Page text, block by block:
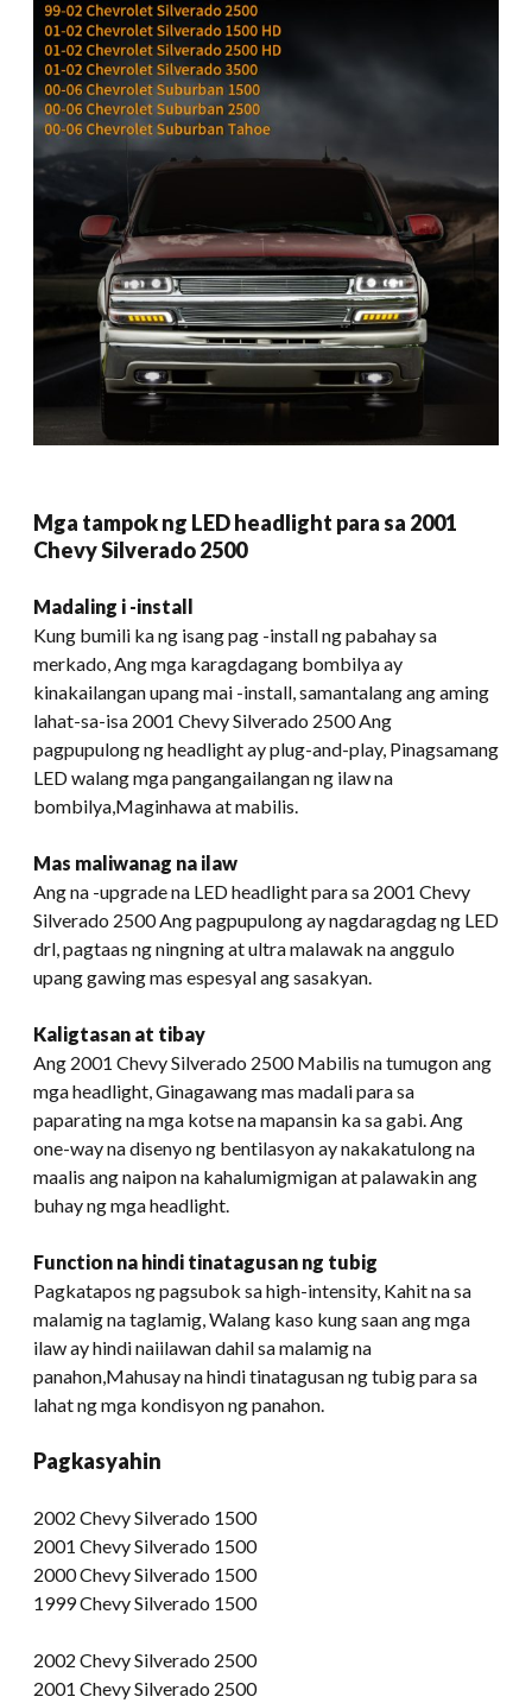
Mga tampok ng LED headlight para sa 2001
Chevy Silverado 2500
Madaling i -install
Kung bumili ka ng isang pag -install ng pabahay sa
merkado, Ang mga karagdagang bombilya ay
kinakailangan upang mai -install, samantalang ang aming
lahat-sa-isa 2001 Chevy Silverado 2500 Ang
pagpupulong ng headlight ay plug-and-play, Pinagsamang
LED walang mga pangangailangan ng ilaw na
bombilya,Maginhawa at mabilis.
Mas maliwanag na ilaw
Ang na -upgrade na LED headlight para sa 2001 Chevy
Silverado 2500 Ang pagpupulong ay nagdaragdag ng LED
drl, pagtaas ng ningning at ultra malawak na anggulo
upang gawing mas espesyal ang sasakyan.
Kaligtasan at tibay
Ang 2001 Chevy Silverado 2500 Mabilis na tumugon ang
mga headlight, Ginagawang mas madali para sa
paparating na mga kotse na mapansin ka sa gabi. Ang
one-way na disenyo ng bentilasyon ay nakakatulong na
maalis ang naipon na kahalumigmigan at palawakin ang
buhay ng mga headlight.
Function na hindi tinatagusan ng tubig
Pagkatapos ng pagsubok sa high-intensity, Kahit na sa
malamig na taglamig, Walang kaso kung saan ang mga
ilaw ay hindi naiilawan dahil sa malamig na
panahon,Mahusay na hindi tinatagusan ng tubig para sa
lahat ng mga kondisyon ng panahon.
Pagkasyahin
2002 Chevy Silverado 1500
2001 Chevy Silverado 1500
2000 Chevy Silverado 1500
1999 Chevy Silverado 1500
2002 Chevy Silverado 2500
2001 Chevy Silverado 2500